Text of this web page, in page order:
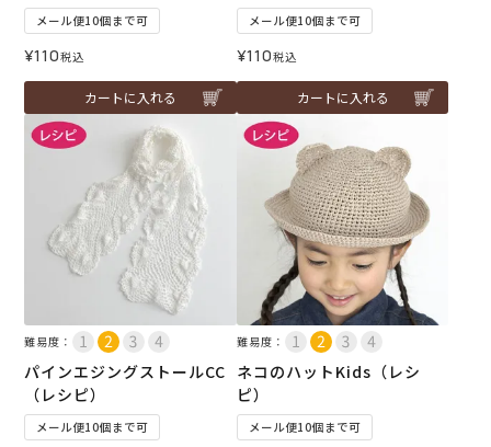
メール便10個まで可
¥110税込
カートに入れる
メール便10個まで可
¥110税込
カートに入れる
難易度：
パインエジングストールCC
（レシピ）
メール便10個まで可
難易度：
ネコのハットKids（レシ
ピ）
メール便10個まで可